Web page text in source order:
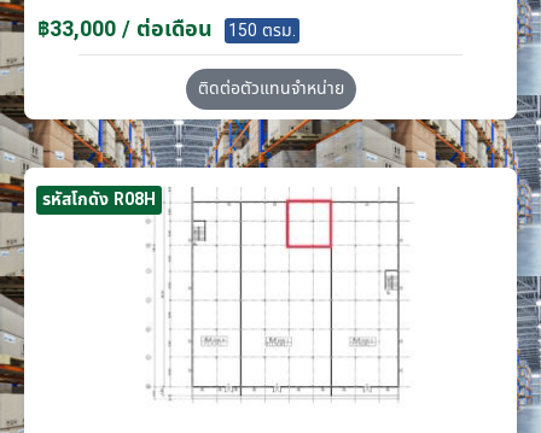
฿33,000 / ต่อเดือน 150 ตรม.
ติดต่อตัวแทนจำหน่าย
รหัสโกดัง R08H